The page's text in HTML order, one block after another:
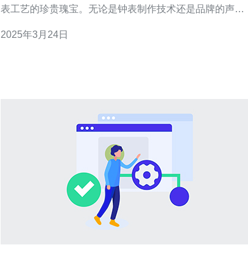
表工艺的珍贵瑰宝。无论是钟表制作技术还是品牌的声
的品质是无可争议的。每一枚名表都是由经验丰富的制表
2025年3月24日